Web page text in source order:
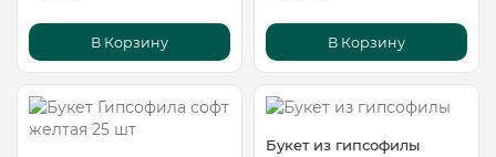
В Корзину В Корзину
Букет из гипсофилы